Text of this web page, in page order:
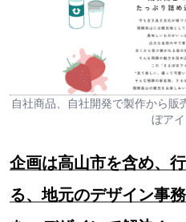
自社商品、自社開発で製作から
ぼアイ
企画は高山市を含め、
る、地元のデザイン事